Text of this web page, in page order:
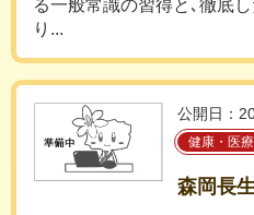
る一般常識の習得と､徹底
り...
公開日：
健康・医
森岡長